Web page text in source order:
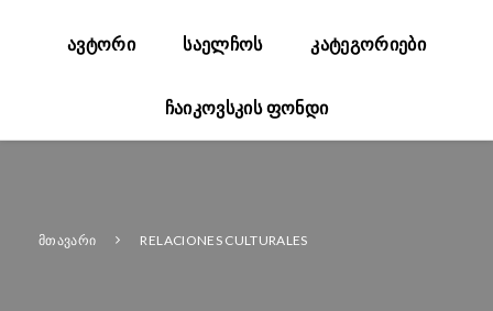
ᲐᲕᲢᲝᲠᲘ ᲡᲐᲔᲚᲩᲝᲡ ᲙᲐᲢᲔᲒᲝᲠᲘᲔᲑᲘ
ᲩᲐᲘᲙᲝᲕᲡᲙᲘᲡ ᲤᲝᲜᲓᲘ
ᲛᲗᲐᲕᲐᲠᲘ RELACIONES CULTURALES